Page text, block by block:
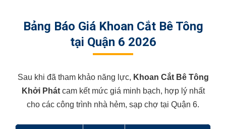
Bảng Báo Giá Khoan Cắt Bê Tông
tại Quận 6 2026
Sau khi đã tham khảo năng lực, Khoan Cắt Bê Tông
Khởi Phátcam kết mức giá minh bạch, hợp lý nhất
cho các công trình nhà hẻm, sạp chợ tại Quận 6.